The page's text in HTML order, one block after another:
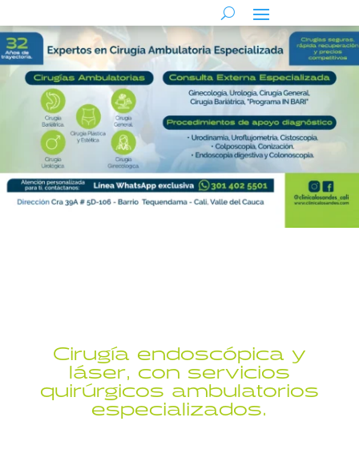
Cirugía endoscópica y
láser, con servicios
quirúrgicos ambulatorios
especializados.